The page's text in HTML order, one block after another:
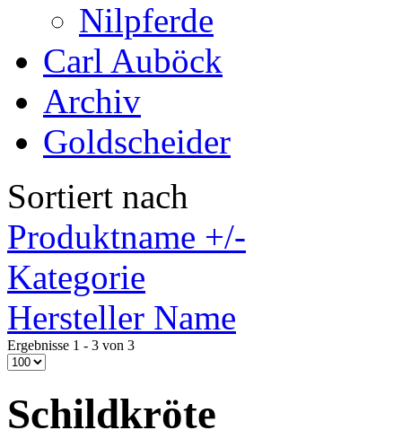
Nilpferde
Carl Auböck
Archiv
Goldscheider
Sortiert nach
Produktname +/-
Kategorie
Hersteller Name
Ergebnisse 1 - 3 von 3
Schildkröte